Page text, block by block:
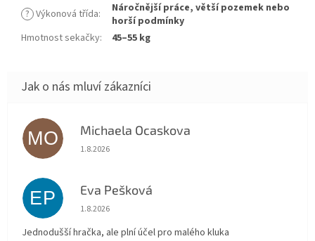
? Výkonová třída:
Náročnější práce, větší pozemek nebo
horší podmínky
Hmotnost sekačky: 45–55 kg
MO Michaela Ocaskova
Hodnocení obchodu je 5 z 5 hvězdiček.
1.8.2026
EP Eva Pešková
Hodnocení obchodu je 5 z 5 hvězdiček.
1.8.2026
Jednodušší hračka, ale plní účel pro malého kluka